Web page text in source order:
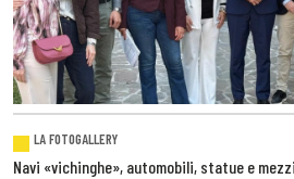
LA FOTOGALLERY
Navi «vichinghe», automobili, statue e